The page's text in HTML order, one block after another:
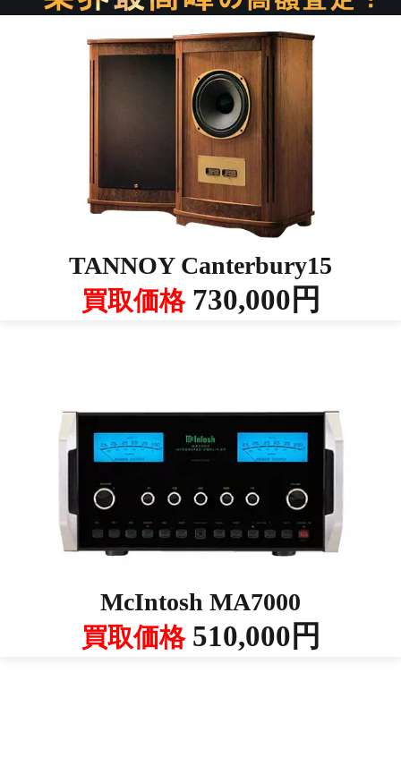
TANNOY Canterbury15
買取価格730,000円
McIntosh MA7000
買取価格510,000円